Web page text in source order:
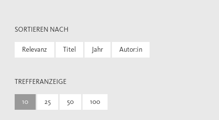
SORTIEREN NACH
Relevanz Titel Jahr Autor:in
TREFFERANZEIGE
10 25 50 100